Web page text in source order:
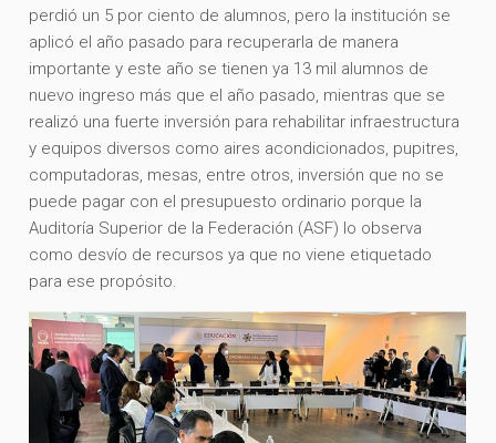
perdió un 5 por ciento de alumnos, pero la institución se
aplicó el año pasado para recuperarla de manera
importante y este año se tienen ya 13 mil alumnos de
nuevo ingreso más que el año pasado, mientras que se
realizó una fuerte inversión para rehabilitar infraestructura
y equipos diversos como aires acondicionados, pupitres,
computadoras, mesas, entre otros, inversión que no se
puede pagar con el presupuesto ordinario porque la
Auditoría Superior de la Federación (ASF) lo observa
como desvío de recursos ya que no viene etiquetado
para ese propósito.